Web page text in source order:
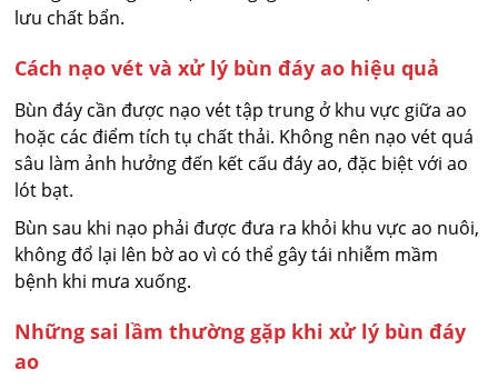
lưu chất bẩn.
Cách nạo vét và xử lý bùn đáy ao hiệu quả
Bùn đáy cần được nạo vét tập trung ở khu vực giữa ao
hoặc các điểm tích tụ chất thải. Không nên nạo vét quá
sâu làm ảnh hưởng đến kết cấu đáy ao, đặc biệt với ao
lót bạt.
Bùn sau khi nạo phải được đưa ra khỏi khu vực ao nuôi,
không đổ lại lên bờ ao vì có thể gây tái nhiễm mầm
bệnh khi mưa xuống.
Những sai lầm thường gặp khi xử lý bùn đáy
ao